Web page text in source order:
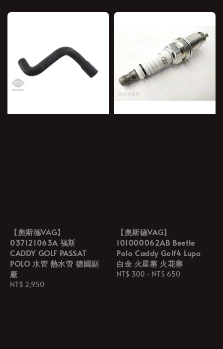
【奧斯德VAG】
037121063A 福斯
CADDY GOLF PASSAT
POLO 水管 熱水管 德國副
廠
Regular
NT$ 2,950
【奧斯德VAG】
101000062AB Beetle
Polo Caddy Golf4 Lupo
白金 火星塞 火花塞
Regular
NT$ 300 - NT$ 650